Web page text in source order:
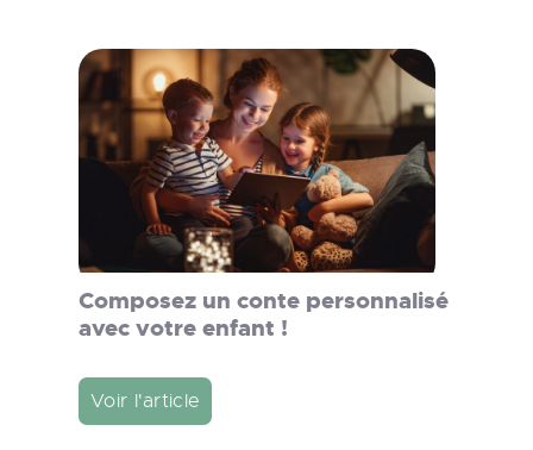
Composez un conte personnalisé
avec votre enfant !
Voir l'article